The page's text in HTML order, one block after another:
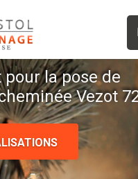
la pose de
Vezot